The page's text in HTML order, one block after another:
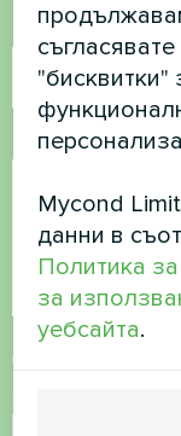
Имейл
Коментар
"бисквитки"
Mycond
данни в
Политика
за
уебсайта.